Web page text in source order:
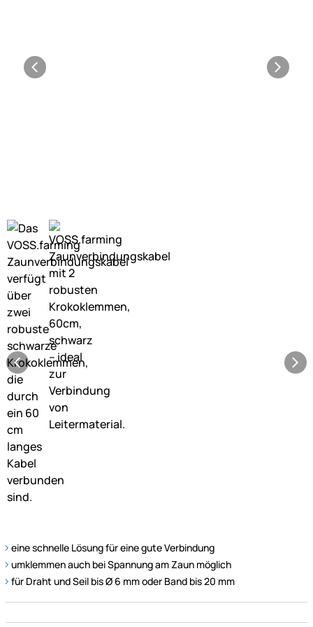
eine schnelle Lösung für eine gute Verbindung
umklemmen auch bei Spannung am Zaun möglich
für Draht und Seil bis Ø 6 mm oder Band bis 20 mm